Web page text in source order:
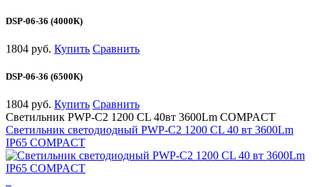
DSP-06-36 (4000К)
1804 руб. Купить Сравнить
DSP-06-36 (6500К)
1804 руб. Купить Сравнить
Светильник PWP-С2 1200 CL 40вт 3600Lm COMPACT
Светильник светодиодный PWP-С2 1200 CL 40 вт 3600Lm
IP65 COMPACT